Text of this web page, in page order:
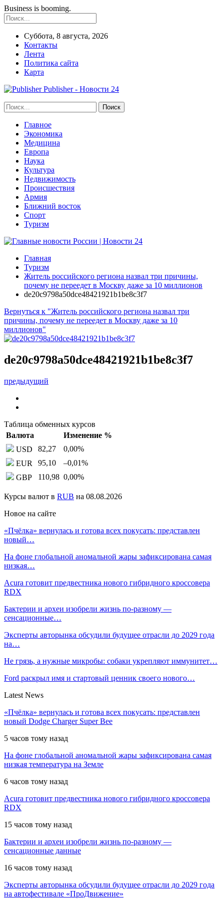
Business is booming.
Суббота, 8 августа, 2026
Контакты
Лента
Политика сайта
Карта
Publisher - Новости 24
Главное
Экономика
Медицина
Европа
Наука
Культура
Недвижимость
Происшествия
Армия
Ближний восток
Спорт
Туризм
Главная
Туризм
Житель российского региона назвал три причины,
почему не переедет в Москву даже за 10 миллионов
de20c9798a50dce48421921b1be8c3f7
Вернуться к "Житель российского региона назвал три
причины, почему не переедет в Москву даже за 10
миллионов"
de20c9798a50dce48421921b1be8c3f7
предыдущий
Таблица обменных курсов
Валюта
Изменение %
USD
82,27 0,00%
EUR
95,10 –0,01%
GBP
110,98 0,00%
Курсы валют в RUB на 08.08.2026
Новое на сайте
«Пчёлка» вернулась и готова всех покусать: представлен
новый…
На фоне глобальной аномальной жары зафиксирована самая
низкая…
Acura готовит предвестника нового гибридного кроссовера
RDX
Бактерии и археи изобрели жизнь по-разному —
сенсационные…
Эксперты авторынка обсудили будущее отрасли до 2029 года
на…
Не грязь, а нужные микробы: собаки укрепляют иммунитет…
Ford раскрыл имя и стартовый ценник своего нового…
Latest News
«Пчёлка» вернулась и готова всех покусать: представлен
новый Dodge Charger Super Bee
5 часов тому назад
На фоне глобальной аномальной жары зафиксирована самая
низкая температура на Земле
6 часов тому назад
Acura готовит предвестника нового гибридного кроссовера
RDX
15 часов тому назад
Бактерии и археи изобрели жизнь по-разному —
сенсационные данные
16 часов тому назад
Эксперты авторынка обсудили будущее отрасли до 2029 года
на автофестивале «ПроДвижение»